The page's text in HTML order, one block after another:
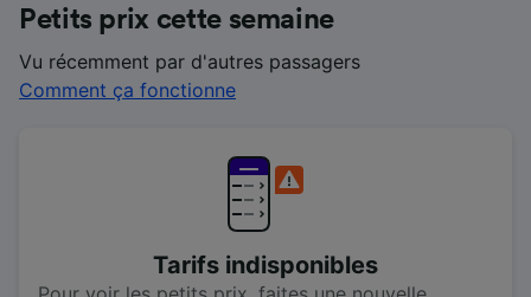
Petits prix cette semaine
Vu récemment par d'autres passagers
Comment ça fonctionne
Tarifs indisponibles